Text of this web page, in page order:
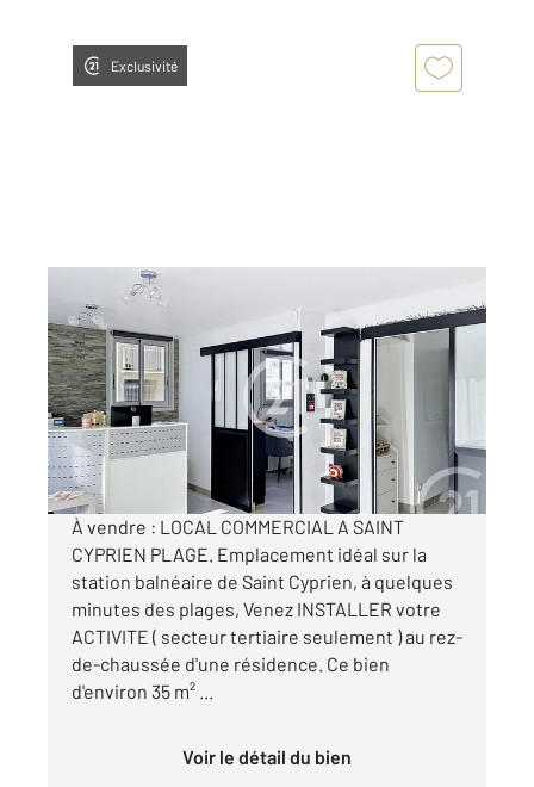
Exclusivité
ST CYPRIEN 66
35 m
Ref : 5411
Appartement Autre à vendre
110 000 €
Visiter le site dédié
À vendre : LOCAL COMMERCIAL A SAINT
CYPRIEN PLAGE. Emplacement idéal sur la
station balnéaire de Saint Cyprien, à quelques
minutes des plages, Venez INSTALLER votre
ACTIVITE ( secteur tertiaire seulement ) au rez-
de-chaussée d'une résidence. Ce bien
d'environ 35 m² ...
Voir le détail du bien